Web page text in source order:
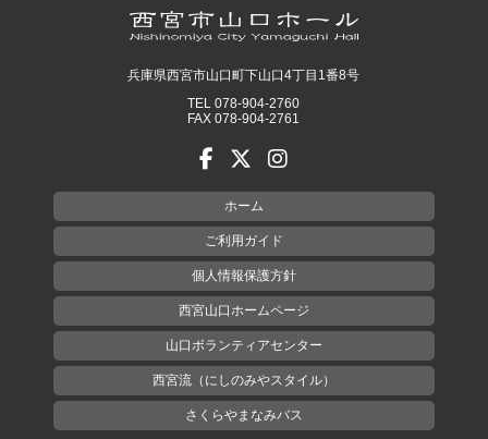
兵庫県西宮市山口町下山口4丁目1番8号
TEL 078-904-2760
FAX 078-904-2761
ホーム
ご利用ガイド
個人情報保護方針
西宮山口ホームページ
山口ボランティアセンター
西宮流（にしのみやスタイル）
さくらやまなみバス